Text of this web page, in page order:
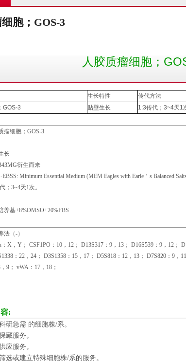
胞；GOS-3
人胶质瘤细胞；
生长特性 传代方法
GOS-3 贴壁生长 1:3传代； 3~4天1
瘤细胞； GOS-3
长
衍生而来
Minimum Essential Medium (MEM Eagles with Earle＇ s Balanced
； 3~4天1 次。
养基+8%DMSO+20%FBS
法（-）
：X，Y； CSF1PO：10，12； D13S317：9，13； D16S539：9，12；
：22，24； D3S1358：15，17； D5S818：12，13； D7S820：9，
9； vWA：17，18；
:
研急需 的细胞株/系。
藏服务。
应服务。
选或建立特殊细胞株/系的服务。